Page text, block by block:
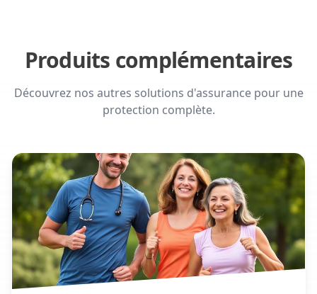
Produits complémentaires
Découvrez nos autres solutions d'assurance pour une
protection complète.